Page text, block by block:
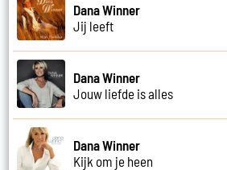
Dana Winner
Jij leeft
Dana Winner
Jouw liefde is alles
Dana Winner
Kijk om je heen